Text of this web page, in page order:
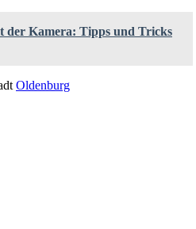
der Kamera: Tipps und Tricks
Oldenburg